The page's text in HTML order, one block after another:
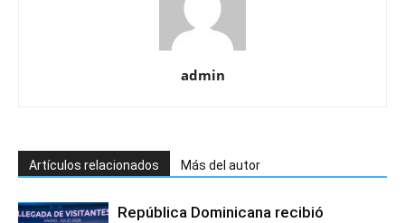
admin
Artículos relacionados Más del autor
República Dominicana recibió